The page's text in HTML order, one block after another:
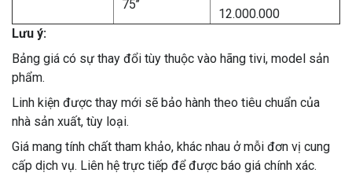
75’’
12.000.000
Lưu ý:
Bảng giá có sự thay đổi tùy thuộc vào hãng tivi, model sản
phẩm.
Linh kiện được thay mới sẽ bảo hành theo tiêu chuẩn của
nhà sản xuất, tùy loại.
Giá mang tính chất tham khảo, khác nhau ở mỗi đơn vị cung
cấp dịch vụ. Liên hệ trực tiếp để được báo giá chính xác.